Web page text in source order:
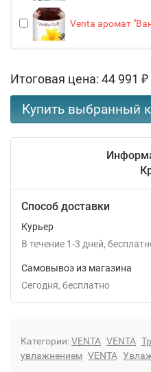
Venta аромат
Итоговая цена: 44 991 ₽
Способ доставки
Курьер
В течение 1-3 дней
Самовывоз из магазина
Сегодня
Бесплатно
Категории:VENTA VENTA
увлажнением VENTA